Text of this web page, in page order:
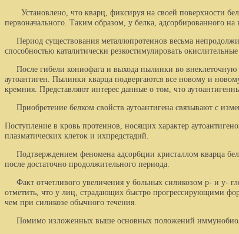
Установлено, что кварц, фиксируя на своей поверхности
первоначального. Таким образом, у белка, адсорбированного
Период существования металлопротеинов весьма
способностью каталитически резкостимулировать
После гибели кониофага и выхода пылинки во внеклеточ­ную
аутоантиген. Пылинки кварца подвергаются все новому и
кремния. Представляют интерес данные о том, что
Приобретение белком свойств аутоантигена связывают с
Поступление в кровь протеинов, носящих характер
плазматических клеток и ихпредстадий.
Подтверждением феномена адсорбции кристаллом кварца
после достаточно продолжи­тельного периода.
Факт отчетливого увеличения у больных силикозом р- и у-
отметить, что у лиц, страдаю­щих быстро прогрессирующими
чем при силикозе обычного течения.
Помимо изложенных выше основных положений